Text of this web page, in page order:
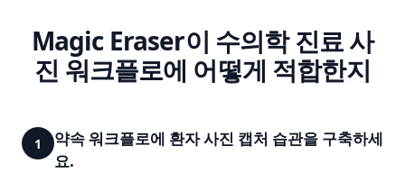
Magic Eraser이 수의학 진료 사
진 워크플로에 어떻게 적합한지
1
약속 워크플로에 환자 사진 캡처 습관을 구축하세
요.